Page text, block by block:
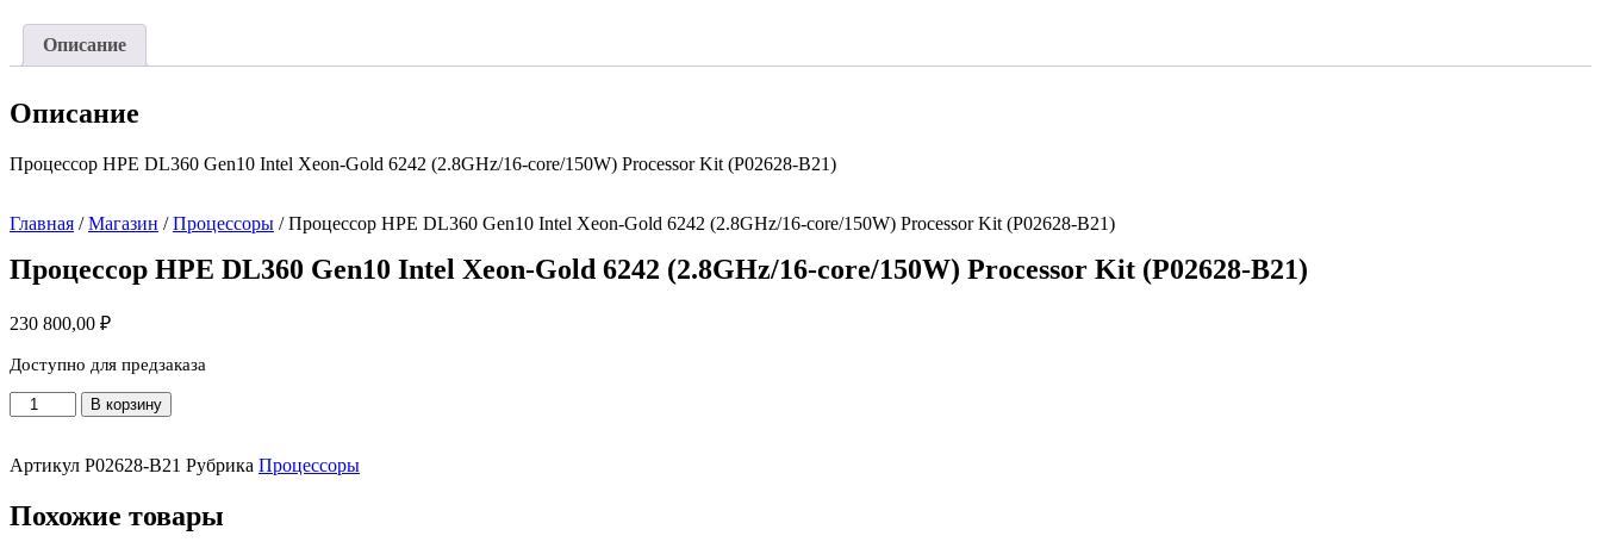
Описание
Описание
Процессор HPE DL360 Gen10 Intel Xeon-Gold 6242 (2.8GHz/16-core/150W) Processor Kit (P02628-B21)
Главная /Магазин /Процессоры / Процессор HPE DL360 Gen10 Intel Xeon-Gold 6242 (2.8GHz/16-core/150W) Processor Kit (P02628-B21)
Процессор HPE DL360 Gen10 Intel Xeon-Gold 6242 (2.8GHz/16-core/150W) Processor Kit (P02628-B21)
230 800,00 ₽
Доступно для предзаказа
Количество
товара
HPE
Gen10
Intel
В корзину
Артикул P02628-B21 Рубрика Процессоры
Похожие товары